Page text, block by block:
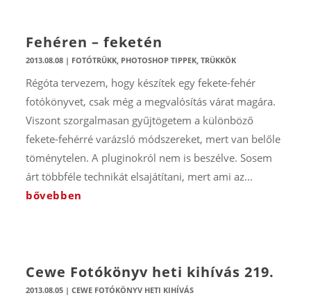
Fehéren – feketén
2013.08.08| FOTÓTRÜKK, PHOTOSHOP TIPPEK, TRÜKKÖK
Régóta tervezem, hogy készítek egy fekete-fehér
fotókönyvet, csak még a megvalósítás várat magára.
Viszont szorgalmasan gyűjtögetem a különböző
fekete-fehérré varázsló módszereket, mert van belőle
töménytelen. A pluginokról nem is beszélve. Sosem
árt többféle technikát elsajátítani, mert ami az...
bővebben
Cewe Fotókönyv heti kihívás 219.
2013.08.05| CEWE FOTÓKÖNYV HETI KIHÍVÁS